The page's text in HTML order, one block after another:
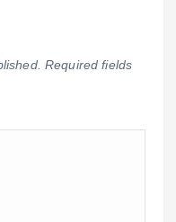
Required fields